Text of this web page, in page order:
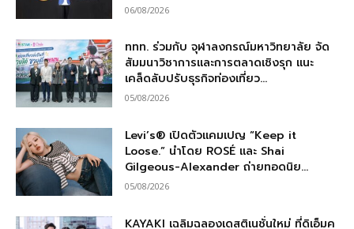
06/08/2026
ททท. ร่วมกับ จุฬาลงกรณ์มหาวิทยาลัย จัด
สัมมนาวิชาการและการตลาดเชิงรุก แนะ
เคล็ดลับปรับธุรกิจท่องเที่ยว...
05/08/2026
Levi’s® เปิดตัวแคมเปญ “Keep it
Loose.” นำโดย ROSÉ และ Shai
Gilgeous-Alexander ถ่ายทอดนิย...
05/08/2026
KAYAKI เฉลิมฉลองเดสติเนชั่นใหม่ ที่ดิเอ็มค